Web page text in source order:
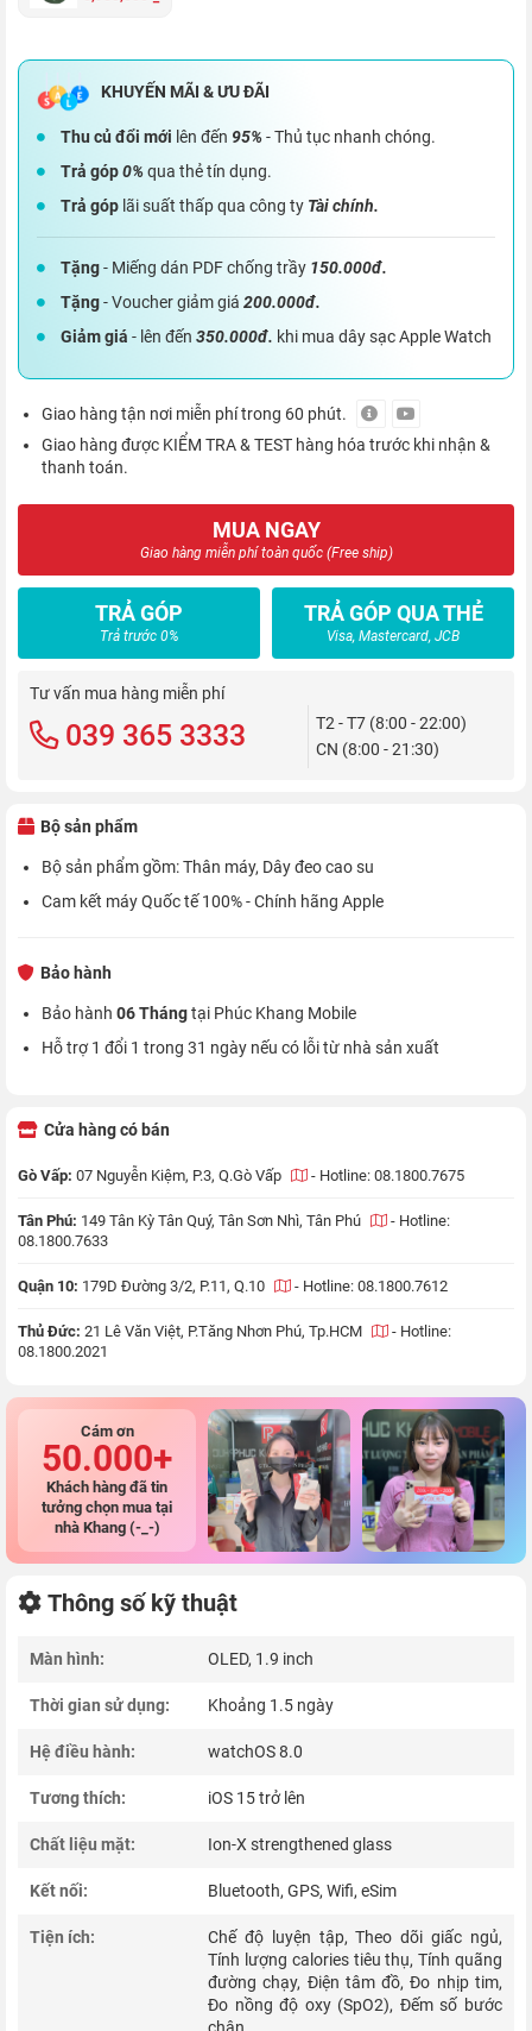
Thu củ đổi mới lên đến 95%- Thủ tục nhanh chóng.
Trả góp0%qua thẻ tín dụng.
Trả góp lãi suất thấp qua công ty Tài chính.
Tặng- Miếng dán PDF chống trầy 150.000đ.
Tặng- Voucher giảm giá 200.000đ.
Giảm giá - lên đến 350.000đ. khi mua dây sạc Apple Watch
Giao hàng tận nơi miễn phí trong 60 phút.
Giao hàng được KIỂM TRA & TEST hàng hóa trước khi nhận &
thanh toán.
MUA NGAY
Giao hàng miễn phí toàn quốc (Free ship)
TRẢ GÓP
Trả trước 0%
TRẢ GÓP QUA THẺ
Visa, Mastercard, JCB
Tư vấn mua hàng miễn phí
039 365 3333
T2 - T7 (8:00 - 22:00)
CN (8:00 - 21:30)
Bộ sản phẩm
Bộ sản phẩm gồm: Thân máy, Dây đeo cao su
Cam kết máy Quốc tế 100% - Chính hãng Apple
Bảo hành
Bảo hành 06 Thángtại Phúc Khang Mobile
Hỗ trợ 1 đổi 1 trong 31 ngày nếu có lỗi từ nhà sản xuất
Cửa hàng có bán
Gò Vấp: 07 Nguyễn Kiệm, P.3, Q.Gò Vấp - Hotline: 08.1800.7675
Tân Phú: 149 Tân Kỳ Tân Quý, Tân Sơn Nhì, Tân Phú - Hotline:
08.1800.7633
Quận 10: 179D Đường 3/2, P.11, Q.10 - Hotline: 08.1800.7612
Thủ Đức: 21 Lê Văn Việt, P.Tăng Nhơn Phú, Tp.HCM - Hotline:
08.1800.2021
Cám ơn
50.000+
Khách hàng đã tin
tưởng chọn mua tại
nhà Khang (-_-)
Thông số kỹ thuật
Màn hình: OLED, 1.9 inch
Thời gian sử dụng: Khoảng 1.5 ngày
Hệ điều hành: watchOS 8.0
Tương thích: iOS 15 trở lên
Chất liệu mặt: Ion-X strengthened glass
Kết nối: Bluetooth, GPS, Wifi, eSim
Tiện ích:
Chế độ luyện tập, Theo dõi giấc ngủ,
Tính lượng calories tiêu thụ, Tính quãng
đường chạy, Điện tâm đồ, Đo nhịp tim,
Đo nồng độ oxy (SpO2), Đếm số bước